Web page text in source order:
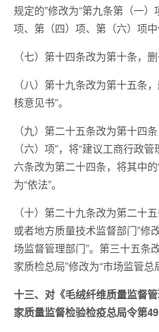
规定的”修改为“第九条第（一）
项、第（四）项、第（六）项中
（七）第十四条改为第十条，
（八）第十九条改为第十五条
核意见书”。
（九）第二十五条改为第十四
（六）项”，将“建议工商行政
六条改为第二十四条，将其中
为“依法”。
（十）第二十九条改为第二十
或者地方质量技术监督部门”修
场监督管理部门”。第三十五条
家质检总局”修改为“市场监管总
十三、对《毛绒纤维质量监督
家质量监督检验检疫总局令第